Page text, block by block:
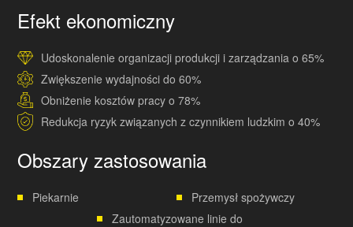
Efekt ekonomiczny
Udoskonalenie organizacji produkcji i zarządzania o 65%
Zwiększenie wydajności do 60%
Obniżenie kosztów pracy o 78%
Redukcja ryzyk związanych z czynnikiem ludzkim o 40%
Obszary zastosowania
Piekarnie
Przemysł spożywczy
Zautomatyzowane linie do